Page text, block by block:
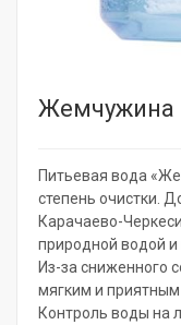
Жемчужина
Питьевая вода
степень очистки.
Карачаево-
природной водой и
Из-за сниженного
мягким и приятным
Контроль воды на